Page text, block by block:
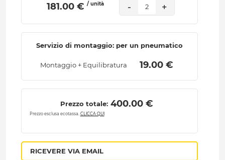
181.00 € / unità - 2 +
Servizio di montaggio: per un pneumatico
Montaggio + Equilibratura 19.00 €
Prezzo totale: 400.00 €
Prezzo esclusa ecotassa. CLICCA QUI
RICEVERE VIA EMAIL